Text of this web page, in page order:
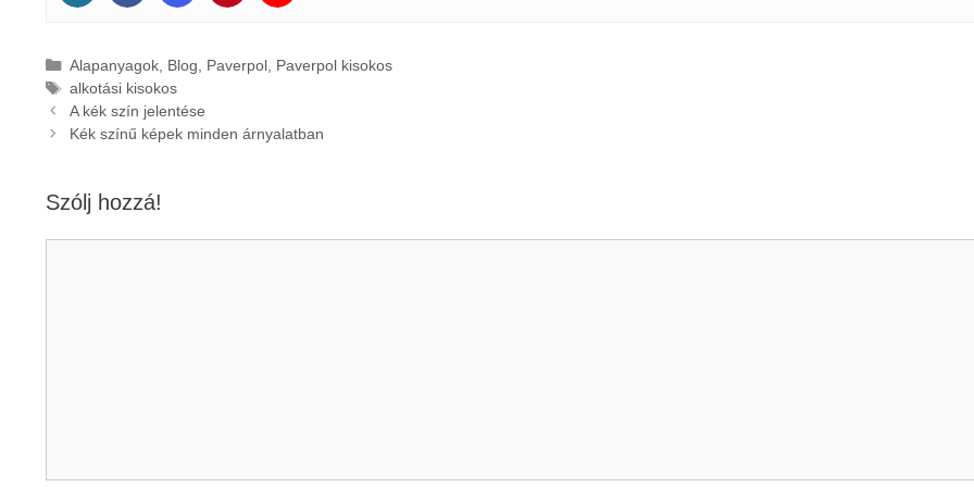
Kategória
Alapanyagok, Blog Paverpol, Paverpol kisokos
Címkék
alkotási kisokos
A kék szín jelentése
Kék színű képek minden árnyalatban
Szólj hozzá!